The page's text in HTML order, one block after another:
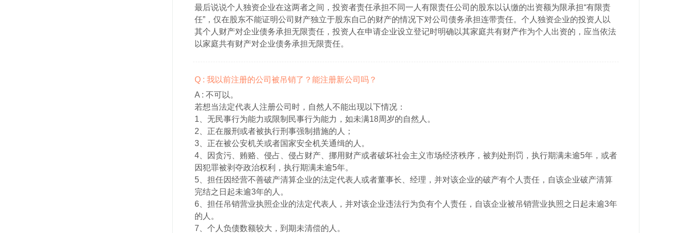
最后说说个人独资企业在这两者之间，投资者责任承担不同一人有限责任公司的股东以认缴的出资额为限承担“有限责
任”，仅在股东不能证明公司财产独立于股东自己的财产的情况下对公司债务承担连带责任。个人独资企业的投资人以
其个人财产对企业债务承担无限责任，投资人在申请企业设立登记时明确以其家庭共有财产作为个人出资的，应当依法
以家庭共有财产对企业债务承担无限责任。
Q : 我以前注册的公司被吊销了？能注册新公司吗？
A : 不可以。
若想当法定代表人注册公司时，自然人不能出现以下情况：
1、无民事行为能力或限制民事行为能力，如未满18周岁的自然人。
2、正在服刑或者被执行刑事强制措施的人；
3、正在被公安机关或者国家安全机关通缉的人。
4、因贪污、贿赂、侵占、侵占财产、挪用财产或者破坏社会主义市场经济秩序，被判处刑罚，执行期满未逾5年，或者
因犯罪被剥夺政治权利，执行期满未逾5年。
5、担任因经营不善破产清算企业的法定代表人或者董事长、经理，并对该企业的破产有个人责任，自该企业破产清算
完结之日起未逾3年的人。
6、担任吊销营业执照企业的法定代表人，并对该企业违法行为负有个人责任，自该企业被吊销营业执照之日起未逾3年
的人。
7、个人负债数额较大，到期未清偿的人。